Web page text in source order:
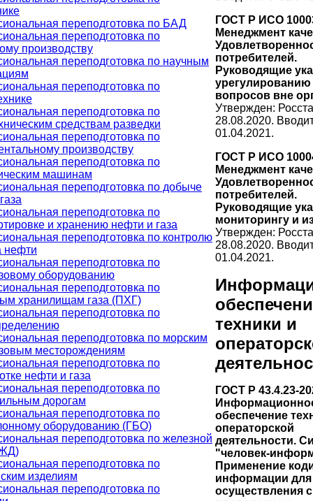
переподготовка по БАД
переподготовка по
производству
переподготовка по научным
переподготовка по
переподготовка по
средствам разведки
переподготовка по
производству
переподготовка по
машинам
переподготовка по добыче
переподготовка по
и хранению нефти и газа
переподготовка по контролю
нефти
переподготовка по
оборудованию
переподготовка по
хранилищам газа (ПХГ)
переподготовка по
переподготовка по морским
месторождениям
переподготовка по
нефти и газа
переподготовка по
дорогам
переподготовка по
оборудованию (ГБО)
переподготовка по железной
переподготовка по
изделиям
переподготовка по
ГОСТ Р ИСО
Менеджмент
потребителей.
Руководящие
вопросов вне
Утвержден:
28.08.2020.
01.04.2021.
ГОСТ Р ИСО
Менеджмент
потребителей.
Руководящие
мониторингу и
Утвержден:
28.08.2020.
01.04.2021.
техники и
ГОСТ Р 43.4.23-
обеспечение
операторской
деятельности.
"человек-
Применение
информации для
осуществления с